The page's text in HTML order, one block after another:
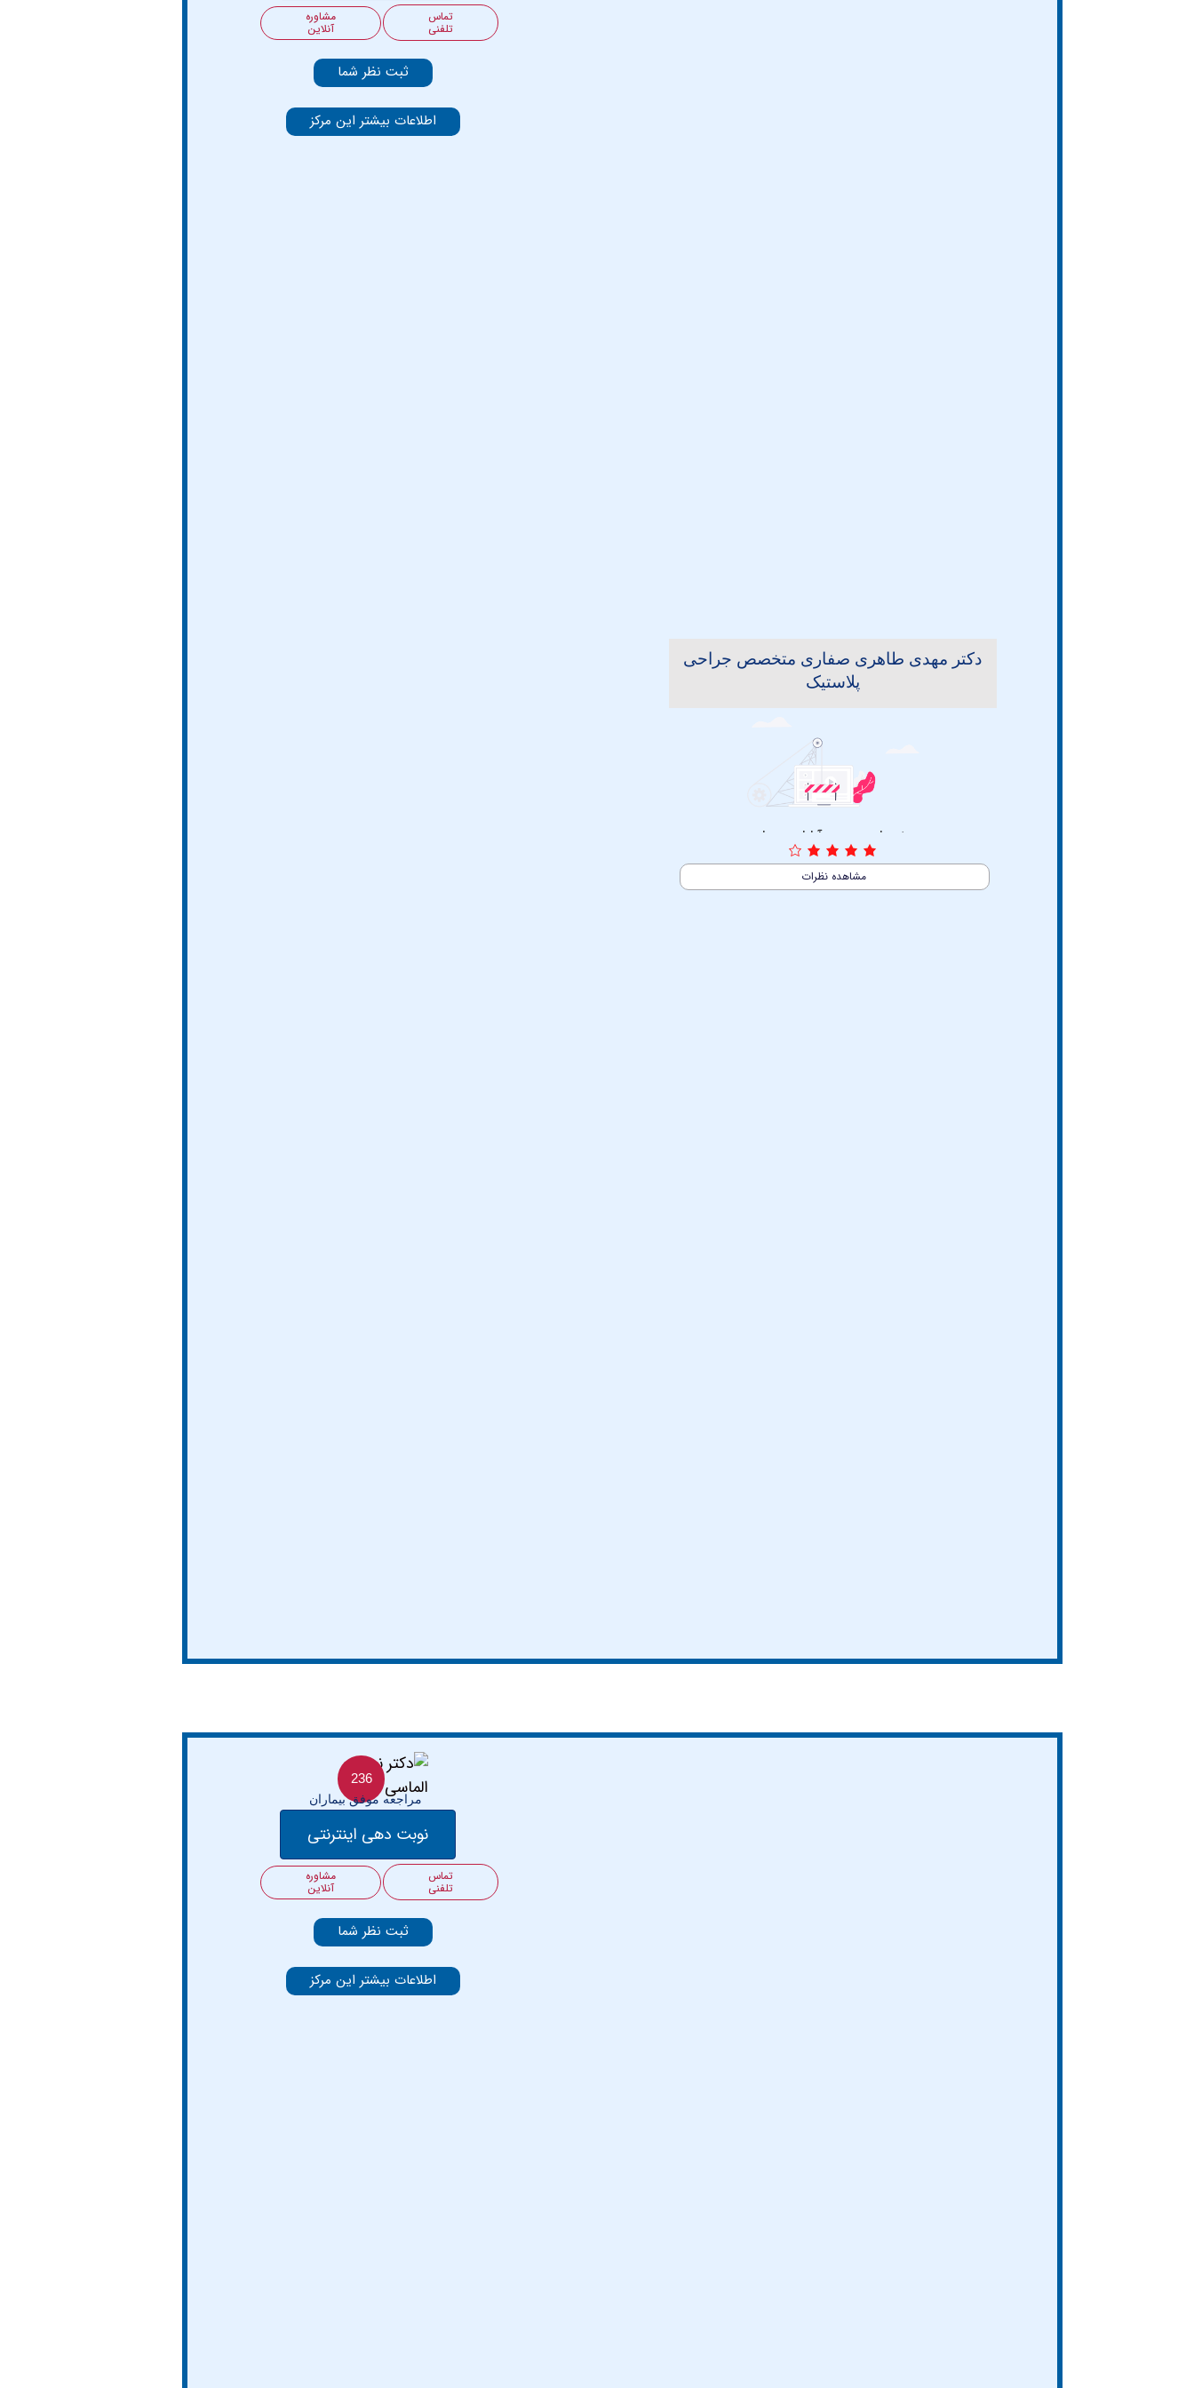
دکتر مهدی طاهری صفاری متخصص جراحی
پلاستیک
4/5 (1 نظر)
مشاهده نظرات
تماس
تلفنی
مشاوره
آنلاین
ثبت نظر شما
اطلاعات بیشتر این مرکز
236
مراجعه موفق بیماران
نوبت دهی اینترنتی
تماس
تلفنی
مشاوره
آنلاین
ثبت نظر شما
اطلاعات بیشتر این مرکز